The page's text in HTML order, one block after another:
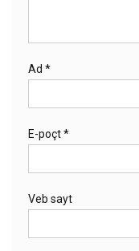
Ad *
E-poçt*
Veb sayt